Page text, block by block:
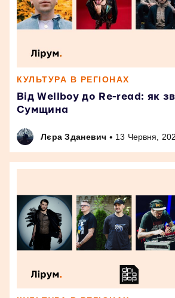
КУЛЬТУРА В РЕГІОНАХ
Від Wellboy до Re-read: як
Сумщина
Лєра Зданевич • 13 Червня,